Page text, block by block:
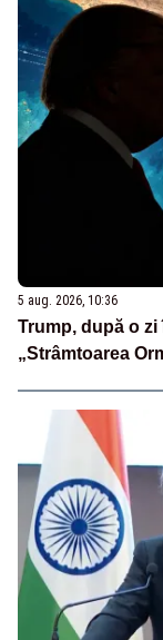
5 aug. 2026, 10:36
Trump, după o
„Strâmtoarea